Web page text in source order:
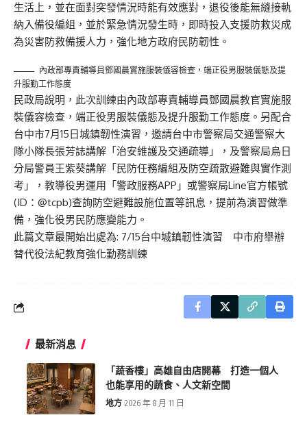
生活上，並在面對突發情況時能有效應對，退役後能無縫接軌
納入備役編組，並於緊急情況發生時，即時投入支援防救災成
為災害防救備援人力，強化地方政府民防韌性。
內政部專責輔導員鄧國晨實施服裝儀容檢查，端正役男服裝儀態及提
升服勤工作態度
民政局說明，此次訓練由內政部專責輔導員鄧國晨教官實施服
裝儀容檢查，端正役男服裝儀態及提升服勤工作態度。另配合
台中市7月15日城鎮韌性演習，邀請台中市警察局交通警察大
隊小隊長張芳誌講解「治安維護及交通疏導」，及警察局烏日
分局警員王紫葵講解「民防任務編組及防空疏散避難與實作測
考」，教導役男運用「警政服務APP」或警察局Line官方帳號
(ID：@tcpb)查詢防空避難設施位置等訊息，提前為演習做準
備，強化役男民防應變能力。
此篇文章最開始出處為: 7/15台中城鎮韌性演習 中市府舉辦
替代役法紀教育強化勤務訓練
最新消息
「蔬香樓」高雄自由店開幕 打造一個人
也能享用的蔬食、人文新空間
地方 2026 年 8 月 11 日